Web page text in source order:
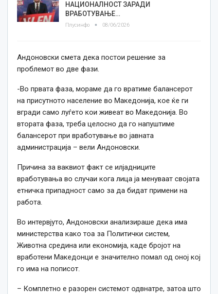
НАЦИОНАЛНОСТ ЗАРАДИ
ВРАБОТУВАЊЕ…
Плусинфо 08/06/2026
Андоновски смета дека постои решение за
проблемот во две фази.
-Во првата фаза, мораме да го вратиме балансерот
на присутното население во Македонија, кое ќе ги
вгради само луѓето кои живеат во Македонија. Во
втората фаза, треба целосно да го напуштиме
балансерот при вработување во јавната
администрација – вели Андоновски.
Причина за ваквиот факт се илјадниците
вработувања во случаи кога лица ја менуваат својата
етничка припадност само за да бидат примени на
работа.
Во интервјуто, Андоновски анализираше дека има
министерства како тоа за Политички систем,
Животна средина или економија, каде бројот на
вработени Македонци е значително помал од оној кој
го има на пописот.
– Комплетно е разорен системот одвнатре, затоа што